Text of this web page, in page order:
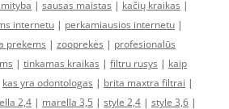
| sausas maistas | kačių kraikas |
internetu | perkamiausios internetu |
prekems | zooprekės | profesionalūs
| tinkamas kraikas | filtru rusys | kaip
kas yra odontologas | brita maxtra filtrai |
2,4 | marella 3,5 | style 2,4 | style 3,6 |